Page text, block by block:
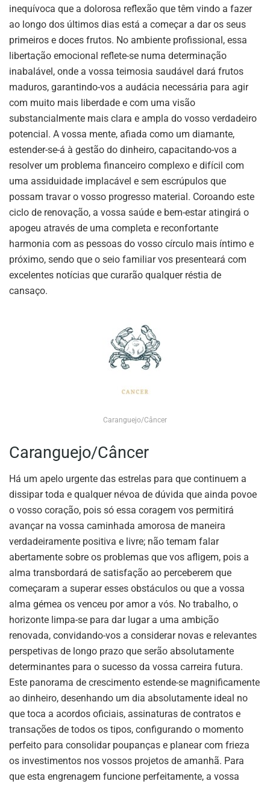
inequívoca que a dolorosa reflexão que têm vindo a fazer
ao longo dos últimos dias está a começar a dar os seus
primeiros e doces frutos. No ambiente profissional, essa
libertação emocional reflete-se numa determinação
inabalável, onde a vossa teimosia saudável dará frutos
maduros, garantindo-vos a audácia necessária para agir
com muito mais liberdade e com uma visão
substancialmente mais clara e ampla do vosso verdadeiro
potencial. A vossa mente, afiada como um diamante,
estender-se-á à gestão do dinheiro, capacitando-vos a
resolver um problema financeiro complexo e difícil com
uma assiduidade implacável e sem escrúpulos que
possam travar o vosso progresso material. Coroando este
ciclo de renovação, a vossa saúde e bem-estar atingirá o
apogeu através de uma completa e reconfortante
harmonia com as pessoas do vosso círculo mais íntimo e
próximo, sendo que o seio familiar vos presenteará com
excelentes notícias que curarão qualquer réstia de
cansaço.
Caranguejo/Câncer
Caranguejo/Câncer
Há um apelo urgente das estrelas para que continuem a
dissipar toda e qualquer névoa de dúvida que ainda povoe
o vosso coração, pois só essa coragem vos permitirá
avançar na vossa caminhada amorosa de maneira
verdadeiramente positiva e livre; não temam falar
abertamente sobre os problemas que vos afligem, pois a
alma transbordará de satisfação ao perceberem que
começaram a superar esses obstáculos ou que a vossa
alma gémea os venceu por amor a vós. No trabalho, o
horizonte limpa-se para dar lugar a uma ambição
renovada, convidando-vos a considerar novas e relevantes
perspetivas de longo prazo que serão absolutamente
determinantes para o sucesso da vossa carreira futura.
Este panorama de crescimento estende-se magnificamente
ao dinheiro, desenhando um dia absolutamente ideal no
que toca a acordos oficiais, assinaturas de contratos e
transações de todos os tipos, configurando o momento
perfeito para consolidar poupanças e planear com frieza
os investimentos nos vossos projetos de amanhã. Para
que esta engrenagem funcione perfeitamente, a vossa